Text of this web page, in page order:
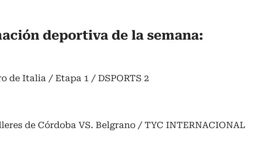
deportiva de la semana:
de Italia / Etapa 1 / DSPORTS 2
de Córdoba VS. Belgrano / TYC INTERNACIONAL